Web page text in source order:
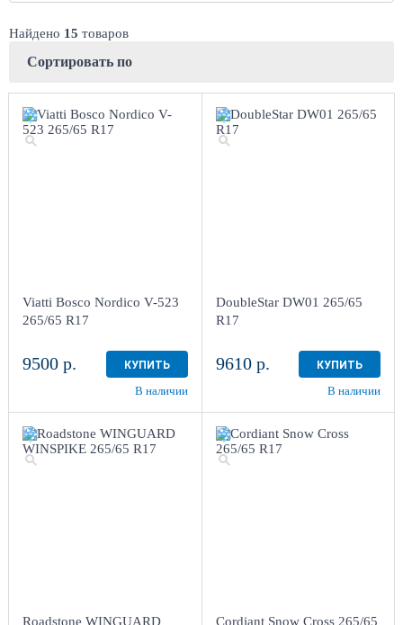
Найдено 15 товаров
Сортировать по
Viatti Bosco Nordico V-523
265/65 R17
9500 р. КУПИТЬ
В наличии
DoubleStar DW01 265/65
R17
9610 р. КУПИТЬ
В наличии
Roadstone WINGUARD
Cordiant Snow Cross 265/65